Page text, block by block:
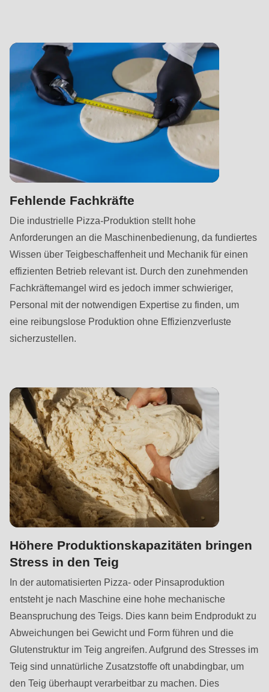
(line
597
of
modules/custom/rondo_contact/src/ContactService.php
mb_substr():
Passing
null
parameter
#1
($string)
of
type
string
is
deprecated
>Drupal\rondo_contact\
{closure}
()
(line
597
of
modules/custom/rondo_contact/src/ContactService.php
Fehlende Fachkräfte
Die industrielle Pizza-Produktion stellt hohe
Anforderungen an die Maschinenbedienung, da fundiertes
Wissen über Teigbeschaffenheit und Mechanik für einen
effizienten Betrieb relevant ist. Durch den zunehmenden
Fachkräftemangel wird es jedoch immer schwieriger,
Personal mit der notwendigen Expertise zu finden, um
eine reibungslose Produktion ohne Effizienzverluste
sicherzustellen.
Höhere Produktionskapazitäten bringen
Stress in den Teig
In der automatisierten Pizza- oder Pinsaproduktion
entsteht je nach Maschine eine hohe mechanische
Beanspruchung des Teigs. Dies kann beim Endprodukt zu
Abweichungen bei Gewicht und Form führen und die
Glutenstruktur im Teig angreifen. Aufgrund des Stresses im
Teig sind unnatürliche Zusatzstoffe oft unabdingbar, um
den Teig überhaupt verarbeitbar zu machen. Dies